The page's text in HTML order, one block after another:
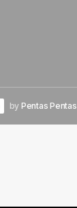
by Pentas Pentas